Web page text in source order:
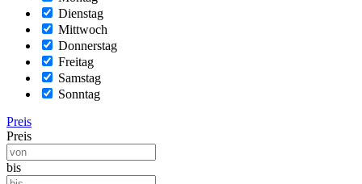
Dienstag
Mittwoch
Donnerstag
Freitag
Samstag
Sonntag
Preis
Preis
bis